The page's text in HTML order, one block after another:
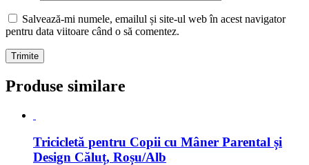
Salvează-mi numele, emailul și site-ul web în acest navigator
pentru data viitoare când o să comentez.
Produse similare
Tricicletă pentru Copii cu Mâner Parental și
Design Căluț, Roșu/Alb